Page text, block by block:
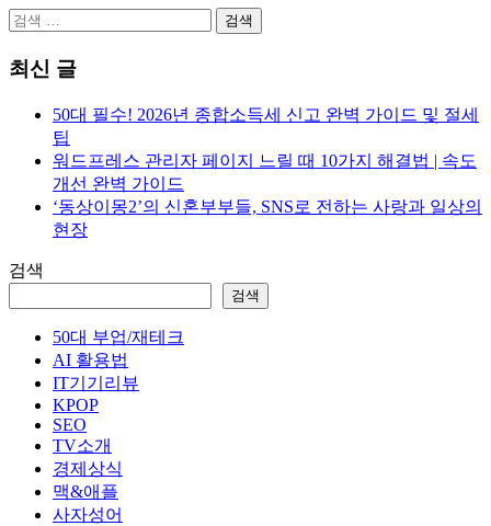
검
최신 글
50대 필수! 2026년 종합소득세 신고 완벽 가이드 및 절세
팁
워드프레스 관리자 페이지 느릴 때 10가지 해결법 | 속도
개선 완벽 가이드
‘동상이몽2’의 신혼부부들, SNS로 전하는 사랑과 일상의
현장
검색
검색
50대 부업/재테크
AI 활용법
IT기기리뷰
KPOP
SEO
TV소개
경제상식
맥&애플
사자성어